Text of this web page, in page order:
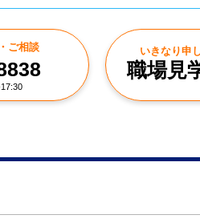
ご相談 いきなり申
職場見